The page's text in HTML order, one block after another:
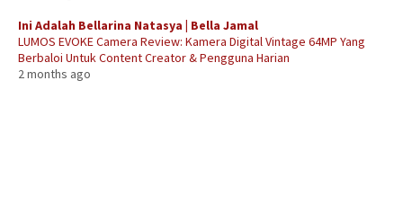
Ini Adalah Bellarina Natasya | Bella Jamal
LUMOS EVOKE Camera Review: Kamera Digital Vintage 64MP Yang
Berbaloi Untuk Content Creator & Pengguna Harian
2 months ago